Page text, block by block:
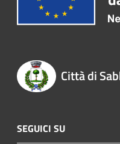
Città di
SEGUICI SU